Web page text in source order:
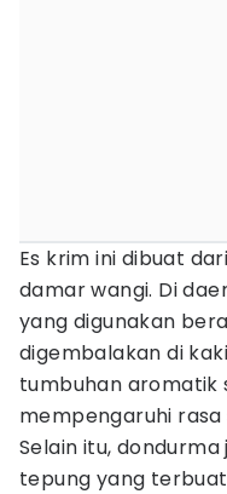
Es krim ini dibuat
damar wangi. Di
yang digunakan
digembalakan di
tumbuhan
mempengaruhi rasa
Selain itu,
tepung yang